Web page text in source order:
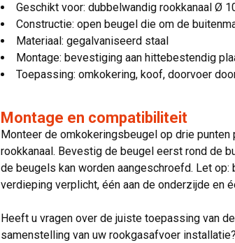
Geschikt voor: dubbelwandig rookkanaal Ø
Constructie: open beugel die om de
Materiaal: gegalvaniseerd staal
Montage: bevestiging aan hittebestendig
Toepassing: omkokering, koof, doorvoer
Montage en compatibiliteit
Monteer de omkokeringsbeugel op drie
rookkanaal. Bevestig de beugel eerst rond de
de beugels kan worden aangeschroefd. Let
verdieping verplicht, één aan de onderzijde en
Heeft u vragen over de juiste toepassing van
samenstelling van uw rookgasafvoer